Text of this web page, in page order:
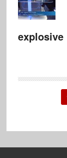
explosive